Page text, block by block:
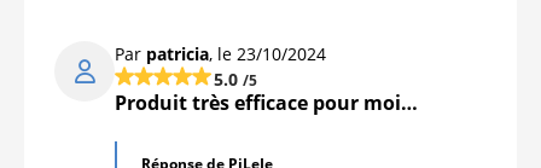
Par patricia, le 23/10/2024
5.0 /5
Produit très efficace pour moi…
Réponse de PiLeJe